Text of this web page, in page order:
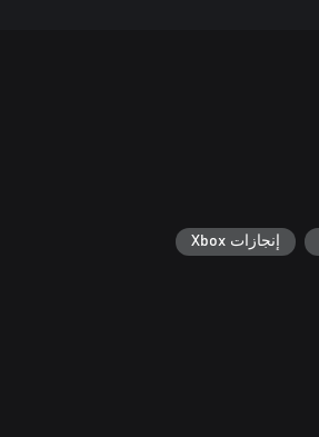
إنجازات Xbox